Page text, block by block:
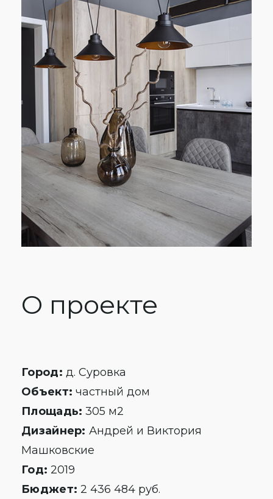
О проекте
Город: д. Суровка
Объект: частный дом
Площадь: 305 м2
Дизайнер: Андрей и Виктория
Машковские
Год: 2019
Бюджет: 2 436 484 руб.